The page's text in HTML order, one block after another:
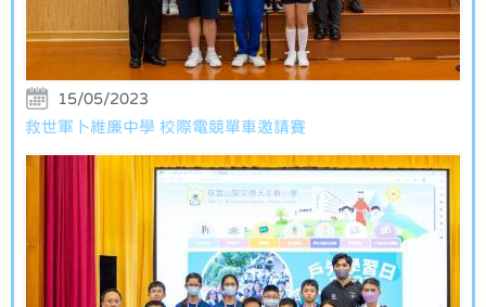
15/05/2023
救世軍卜維廉中學 校際電競單車邀請賽